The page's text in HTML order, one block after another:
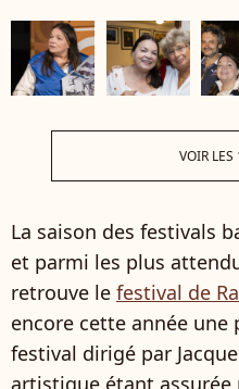
VOIR
La saison des festivals
et parmi les plus
retrouve le festival de
encore cette année une
festival dirigé par
artistique étant assurée